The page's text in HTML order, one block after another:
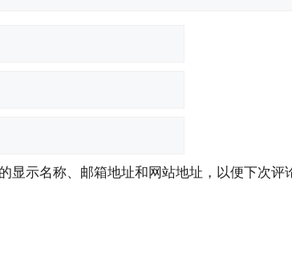
显示名称、邮箱地址和网站地址，以便下次评